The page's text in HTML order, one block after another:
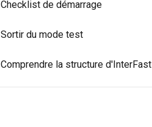
Checklist de démarrage
Sortir du mode test
Comprendre la structure d'InterFast